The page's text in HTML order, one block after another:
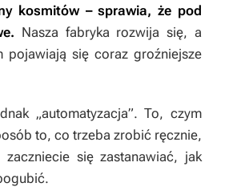
kosmitów – sprawia, że pod
Nasza fabryka rozwija się, a
się coraz groźniejsze
„automatyzacja”. To, czym
to, co trzeba zrobić ręcznie,
zaczniecie się zastanawiać, jak